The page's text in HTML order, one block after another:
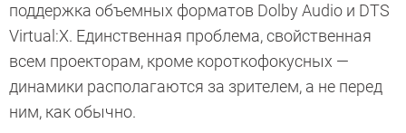
поддержка объемных форматов Dolby Audio и DTS
Virtual:X. Единственная проблема, свойственная
всем проекторам, кроме короткофокусных —
динамики располагаются за зрителем, а не перед
ним, как обычно.